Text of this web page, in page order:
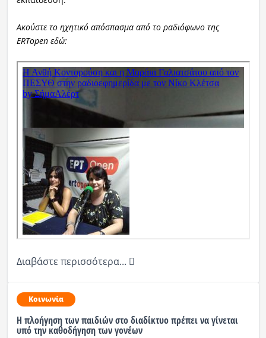
Ακούστε το ηχητικό απόσπασμα από το ραδιόφωνο της
ERTopen εδώ:
Διαβάστε περισσότερα...
Κοινωνία
Η πλοήγηση των παιδιών στο διαδίκτυο πρέπει να γίνεται
υπό την καθοδήγηση των γονέων